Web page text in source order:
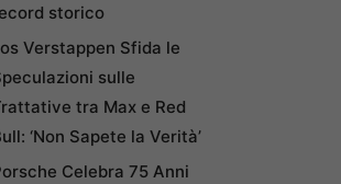
storico
Verstappen Sfida le
sulle
tra Max e Red
‘Non Sapete la Verità’
Celebra 75 Anni